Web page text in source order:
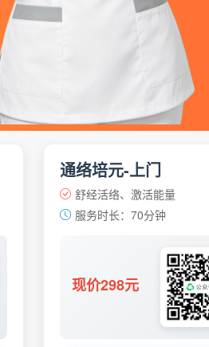
通络培元-上门
舒经活络、激活能量
服务时长：70分钟
现价298元